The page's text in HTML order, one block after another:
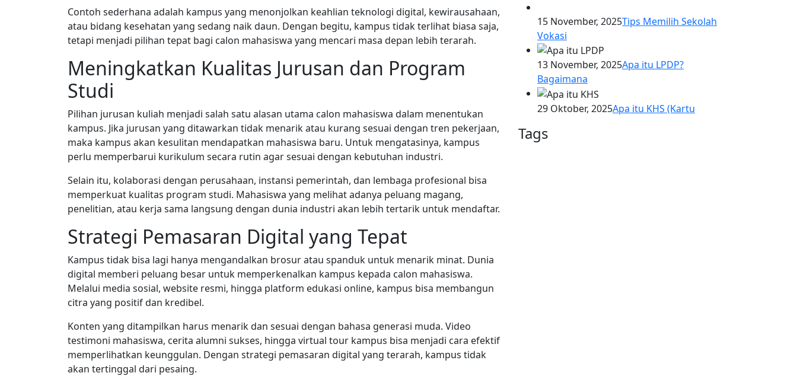
Contoh sederhana adalah kampus yang menonjolkan keahlian teknologi digital, kewirausahaan,
atau bidang kesehatan yang sedang naik daun. Dengan begitu, kampus tidak terlihat biasa saja,
tetapi menjadi pilihan tepat bagi calon mahasiswa yang mencari masa depan lebih terarah.
Meningkatkan Kualitas Jurusan dan Program
Studi
Pilihan jurusan kuliah menjadi salah satu alasan utama calon mahasiswa dalam menentukan
kampus. Jika jurusan yang ditawarkan tidak menarik atau kurang sesuai dengan tren pekerjaan,
maka kampus akan kesulitan mendapatkan mahasiswa baru. Untuk mengatasinya, kampus
perlu memperbarui kurikulum secara rutin agar sesuai dengan kebutuhan industri.
Selain itu, kolaborasi dengan perusahaan, instansi pemerintah, dan lembaga profesional bisa
memperkuat kualitas program studi. Mahasiswa yang melihat adanya peluang magang,
penelitian, atau kerja sama langsung dengan dunia industri akan lebih tertarik untuk mendaftar.
Strategi Pemasaran Digital yang Tepat
Kampus tidak bisa lagi hanya mengandalkan brosur atau spanduk untuk menarik minat. Dunia
digital memberi peluang besar untuk memperkenalkan kampus kepada calon mahasiswa.
Melalui media sosial, website resmi, hingga platform edukasi online, kampus bisa membangun
citra yang positif dan kredibel.
Konten yang ditampilkan harus menarik dan sesuai dengan bahasa generasi muda. Video
testimoni mahasiswa, cerita alumni sukses, hingga virtual tour kampus bisa menjadi cara efektif
memperlihatkan keunggulan. Dengan strategi pemasaran digital yang terarah, kampus tidak
akan tertinggal dari pesaing.
15 November, 2025Tips Memilih Sekolah
Vokasi
13 November, 2025Apa itu LPDP?
Bagaimana
29 Oktober, 2025Apa itu KHS (Kartu
Tags